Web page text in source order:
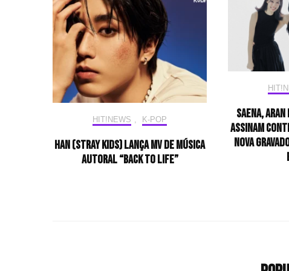
HIT!NEWS , K-POP
HAN (Stray Kids) lança MV de música
autoral “back to life”
SAENA,
assinam
nova